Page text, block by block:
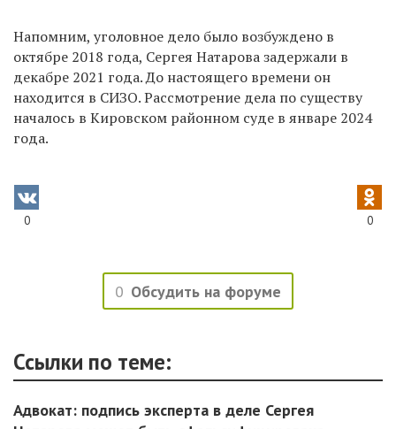
Напомним, уголовное дело было возбуждено в
октябре 2018 года, Сергея Натарова задержали в
декабре 2021 года. До настоящего времени он
находится в СИЗО. Рассмотрение дела по существу
началось в Кировском районном суде в январе 2024
года.
0 0
0 Обсудить на форуме
Ссылки по теме:
Адвокат: подпись эксперта в деле Сергея